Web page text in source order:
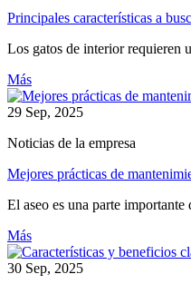
Principales características a
Los gatos de interior requieren
Más
29 Sep, 2025
Noticias de la empresa
Mejores prácticas de
El aseo es una parte
Más
30 Sep, 2025